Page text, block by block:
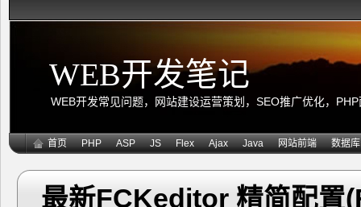
WEB开发笔记
WEB开发常见问题，网站建设运营策划，SEO推广优化，
首页 PHP ASP JS Flex Ajax Java 网站前端 数据库
最新FCKeditor 精简配置